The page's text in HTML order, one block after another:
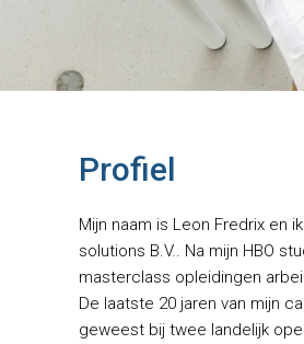
Profiel
Mijn naam is Leon Fredrix en
solutions B.V.. Na mijn HBO
masterclass opleidingen
De laatste 20 jaren van mijn
geweest bij twee landelijk